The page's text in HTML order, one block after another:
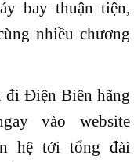
bay thuận tiện,
nhiều chương
đi Điện Biên hãng
vào website
hệ tới tổng đài